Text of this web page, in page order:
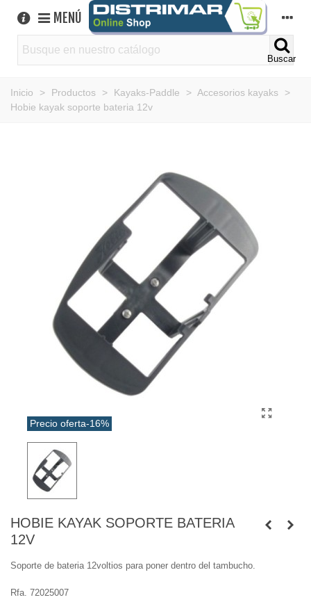
MENÚ
Buscar
Inicio > Productos > Kayaks-Paddle > Accesorios kayaks
>
Hobie kayak soporte bateria 12v
Precio oferta-16%
HOBIE KAYAK SOPORTE BATERIA
12V
Soporte de bateria 12voltios para poner dentro del tambucho.
Rfa. 72025007